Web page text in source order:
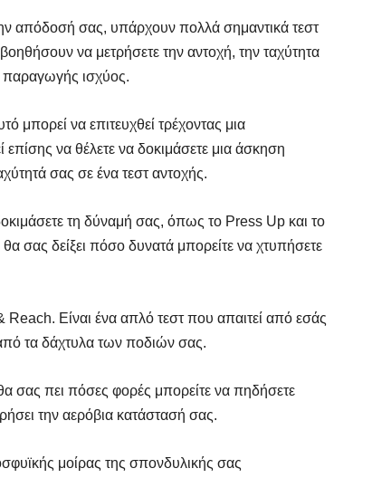
Διαιτολόγο,
Διαιτολόγο,
απόδοσή σας, υπάρχουν πολλά σημαντικά τεστ
να μετρήσετε την αντοχή, την ταχύτητα
παραγωγής ισχύος.
να επιτευχθεί τρέχοντας μια
να θέλετε να δοκιμάσετε μια άσκηση
σας σε ένα τεστ αντοχής.
τη δύναμή σας, όπως το Press Up και το
σας δείξει πόσο δυνατά μπορείτε να χτυπήσετε
Reach. Είναι ένα απλό τεστ που απαιτεί από εσάς
τα δάχτυλα των ποδιών σας.
σας πει πόσες φορές μπορείτε να πηδήσετε
την αερόβια κατάστασή σας.
μοίρας της σπονδυλικής σας